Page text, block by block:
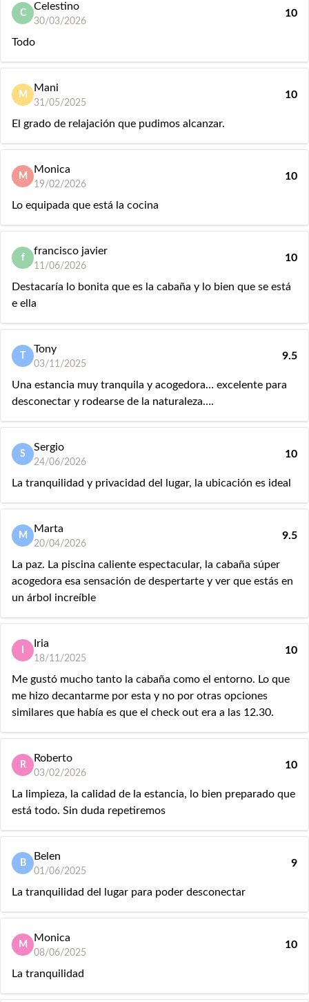
C
Celestino
30/03/2026
10
Todo
M
Mani
31/05/2025
10
El grado de relajación que pudimos alcanzar.
M
Monica
19/02/2026
10
Lo equipada que está la cocina
f
francisco javier
11/06/2026
10
Destacaría lo bonita que es la cabaña y lo bien que se está
e ella
Tony
03/11/2025
9.5
Una estancia muy tranquila y acogedora… excelente para
desconectar y rodearse de la naturaleza….
S
Sergio
24/06/2026
10
La tranquilidad y privacidad del lugar, la ubicación es ideal
M
Marta
20/04/2026
9.5
La paz. La piscina caliente espectacular, la cabaña súper
acogedora esa sensación de despertarte y ver que estás en
un árbol increíble
Iria
18/11/2025
10
Me gustó mucho tanto la cabaña como el entorno. Lo que
me hizo decantarme por esta y no por otras opciones
similares que había es que el check out era a las 12.30.
R
Roberto
03/02/2026
10
La limpieza, la calidad de la estancia, lo bien preparado que
está todo. Sin duda repetiremos
B
Belen
01/06/2025
9
La tranquilidad del lugar para poder desconectar
M
Monica
08/06/2025
10
La tranquilidad